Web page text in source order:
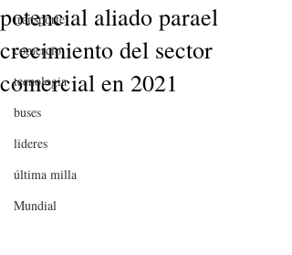
transporte
comercio
tecnologia
buses
lideres
última milla
Mundial
potencial aliado parael
crecimiento del sector
comercial en 2021